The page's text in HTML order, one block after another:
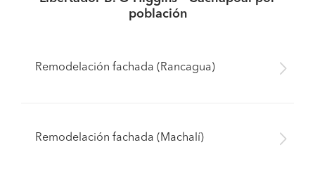
población
Remodelación fachada (Rancagua)
Remodelación fachada (Machalí)